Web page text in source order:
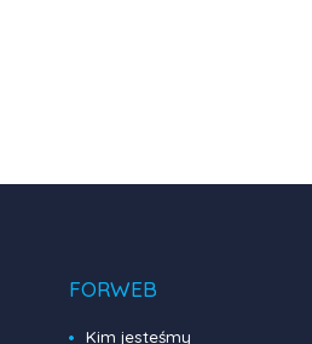
wygodny i przewidywalny.
konfigurowania
bez studiowania
FORWEB
Kim jesteśmy